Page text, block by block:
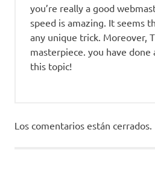
you’re really a good
speed is amazing. It seems
any unique trick. Moreover,
masterpiece. you have done
this topic!
Los comentarios están cerrados.